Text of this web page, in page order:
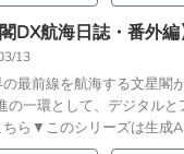
閣DX航海日誌・番外
13
の最前線を航海する文星閣
の一環として、デジタル
ら▼このシリーズは生成